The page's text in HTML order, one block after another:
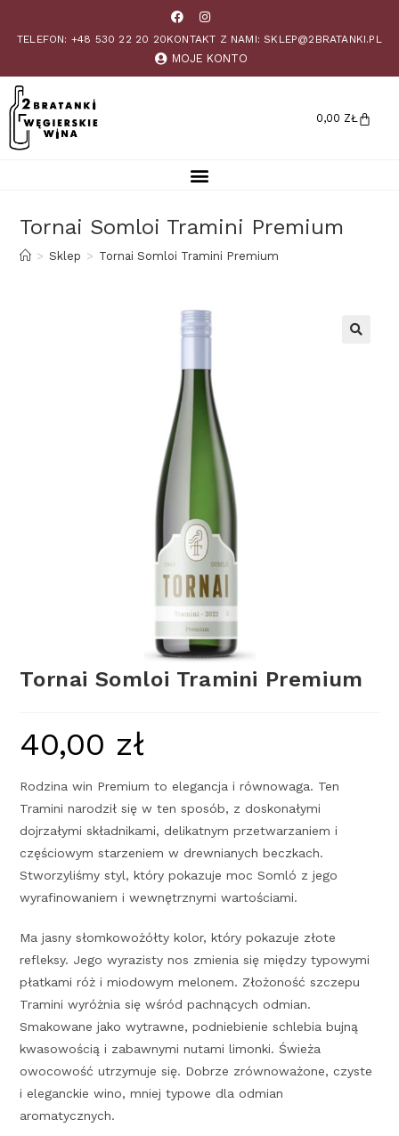
TELEFON: +48 530 22 20 20KONTAKT Z NAMI: SKLEP@2BRATANKI.PL
MOJE KONTO
0,00 ZŁ
Tornai Somloi Tramini Premium
> Sklep > Tornai Somloi Tramini Premium
Tornai Somloi Tramini Premium
40,00 zł
Rodzina win Premium to elegancja i równowaga. Ten
Tramini narodził się w ten sposób, z doskonałymi
dojrzałymi składnikami, delikatnym przetwarzaniem i
częściowym starzeniem w drewnianych beczkach.
Stworzyliśmy styl, który pokazuje moc Somló z jego
wyrafinowaniem i wewnętrznymi wartościami.
Ma jasny słomkowożółty kolor, który pokazuje złote
refleksy. Jego wyrazisty nos zmienia się między typowymi
płatkami róż i miodowym melonem. Złożoność szczepu
Tramini wyróżnia się wśród pachnących odmian.
Smakowane jako wytrawne, podniebienie schlebia bujną
kwasowością i zabawnymi nutami limonki. Świeża
owocowość utrzymuje się. Dobrze zrównoważone, czyste
i eleganckie wino, mniej typowe dla odmian
aromatycznych.